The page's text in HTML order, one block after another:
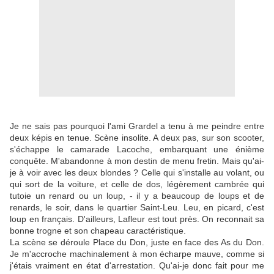
Je ne sais pas pourquoi l'ami Grardel a tenu à me peindre entre
deux képis en tenue. Scène insolite. A deux pas, sur son scooter,
s'échappe le camarade Lacoche, embarquant une énième
conquête. M'abandonne à mon destin de menu fretin. Mais qu'ai-
je à voir avec les deux blondes ? Celle qui s'installe au volant, ou
qui sort de la voiture, et celle de dos, légèrement cambrée qui
tutoie un renard ou un loup, - il y a beaucoup de loups et de
renards, le soir, dans le quartier Saint-Leu. Leu, en picard, c'est
loup en français. D'ailleurs, Lafleur est tout près. On reconnait sa
bonne trogne et son chapeau caractéristique.
La scène se déroule Place du Don, juste en face des As du Don.
Je m'accroche machinalement à mon écharpe mauve, comme si
j'étais vraiment en état d'arrestation. Qu'ai-je donc fait pour me